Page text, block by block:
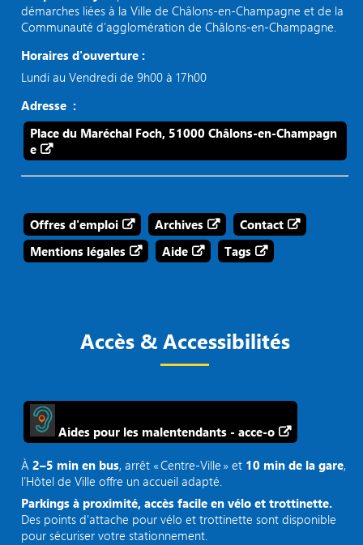
démarches liées à la Ville de Châlons-en-Champagne et de la
Communauté d’agglomération de Châlons-en-Champagne.
Horaires d'ouverture :
Lundi au Vendredi de 9h00 à 17h00
Adresse :
Place du Maréchal Foch, 51000 Châlons-en-Champagn
e
Offres d'emploi Archives
Contact
Mentions légales
Aide Tags
Accès & Accessibilités
Aides pour les malentendants - acce-o
À2–5 min en bus, arrêt « Centre‑Ville » et 10 min de la gare,
l’Hôtel de Ville offre un accueil adapté.
Parkings à proximité, accès facile en vélo et trottinette.
Des points d'attache pour vélo et trottinette sont disponible
pour sécuriser votre stationnement.